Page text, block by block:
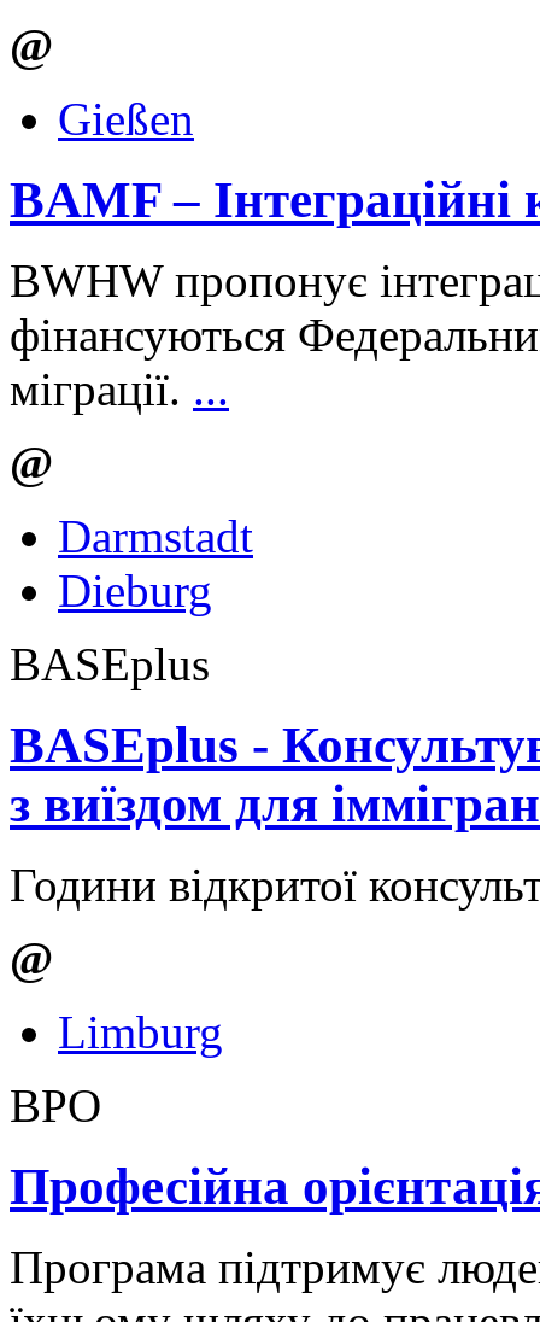
@
Gießen
BAMF – Інтеграційні
BWHW пропонує
фінансуються
міграції. ...
@
Darmstadt
Dieburg
BASEplus
BASEplus -
з виїздом для
Години відкритої
@
Limburg
BPO
Професійна
Програма підтримує